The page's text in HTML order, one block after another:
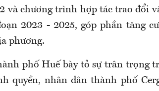
và chương trình hợp tác trao đổi
2023 - 2025, góp phần tăng
phương.
phố Huế bày tỏ sự trân trọng
quyền, nhân dân thành phố